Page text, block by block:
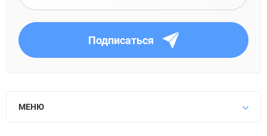
Подписаться
МЕНЮ